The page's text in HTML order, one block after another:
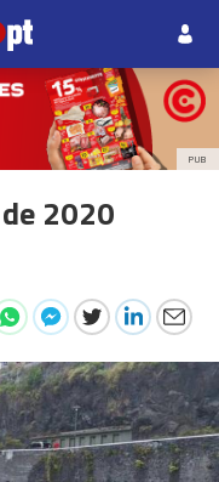
PUB
2020